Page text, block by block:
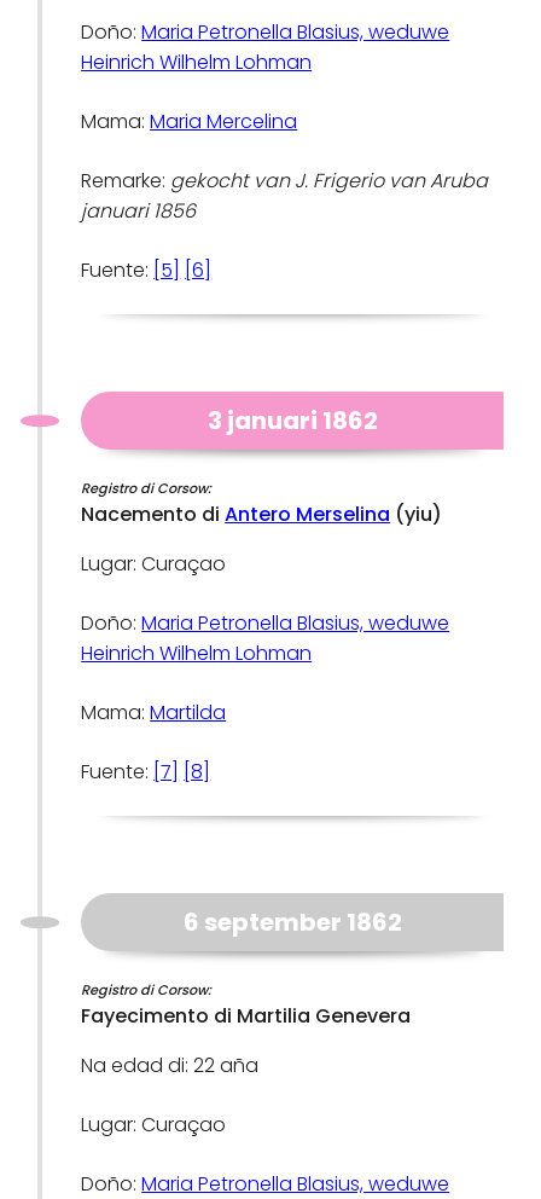
Doño:Maria Petronella Blasius, weduwe
Heinrich Wilhelm Lohman
Mama:Maria Mercelina
Remarke: gekocht van J. Frigerio van Aruba
januari 1856
Fuente: [5] [6]
3 januari 1862
Registro di Corsow:
Nacemento diAntero Merselina (yiu)
Lugar: Curaçao
Doño:Maria Petronella Blasius, weduwe
Heinrich Wilhelm Lohman
Mama:Martilda
Fuente: [7] [8]
6 september 1862
Registro di Corsow:
Fayecimento di Martilia Genevera
Na edad di: 22 aña
Lugar: Curaçao
Doño:Maria Petronella Blasius, weduwe